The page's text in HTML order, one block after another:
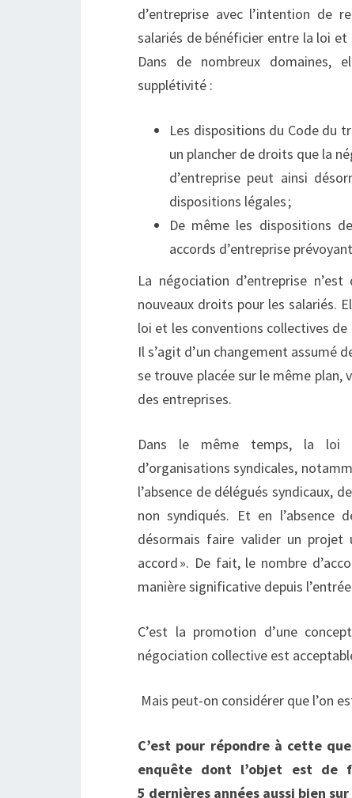
d’entreprise avec l’intention de
salariés de bénéficier entre la loi
Dans de nombreux domaines,
supplétivité :
Les dispositions du Code du
un plancher de droits que la
d’entreprise peut ainsi
dispositions légales ;
De même les dispositions
accords d’entreprise
La négociation d’entreprise
nouveaux droits pour les salariés.
loi et les conventions collectives
Il s’agit d’un changement
se trouve placée sur le même
des entreprises.
Dans le même temps, la loi
d’organisations syndicales,
l’absence de délégués syndicaux,
non syndiqués. Et en l’absence
désormais faire valider un
accord ». De fait, le nombre
manière significative depuis
C’est la promotion d’une
négociation collective est
Mais peut-on considérer que l’on
C’est pour répondre à cette
enquête dont l’objet est de
5 dernières années aussi bien